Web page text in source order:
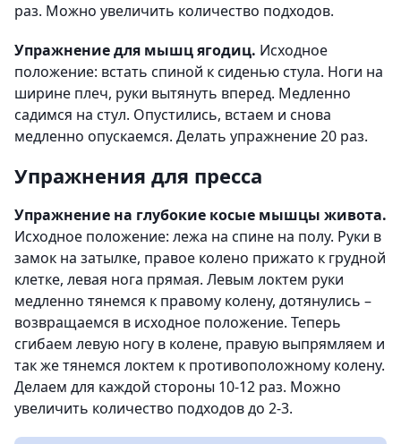
раз. Можно увеличить количество подходов.
Упражнение для мышц ягодиц. Исходное
положение: встать спиной к сиденью стула. Ноги на
ширине плеч, руки вытянуть вперед. Медленно
садимся на стул. Опустились, встаем и снова
медленно опускаемся. Делать упражнение 20 раз.
Упражнения для пресса
Упражнение на глубокие косые мышцы живота.
Исходное положение: лежа на спине на полу. Руки в
замок на затылке, правое колено прижато к грудной
клетке, левая нога прямая. Левым локтем руки
медленно тянемся к правому колену, дотянулись –
возвращаемся в исходное положение. Теперь
сгибаем левую ногу в колене, правую выпрямляем и
так же тянемся локтем к противоположному колену.
Делаем для каждой стороны 10-12 раз. Можно
увеличить количество подходов до 2-3.